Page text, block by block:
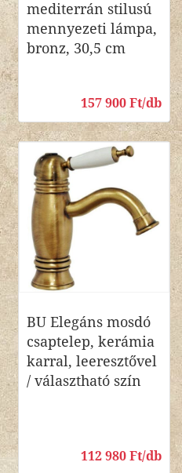
mediterrán stilusú
mennyezeti lámpa,
bronz, 30,5 cm
157 900 Ft/db
BU Elegáns mosdó
csaptelep, kerámia
karral, leeresztővel
/ választható szín
112 980 Ft/db